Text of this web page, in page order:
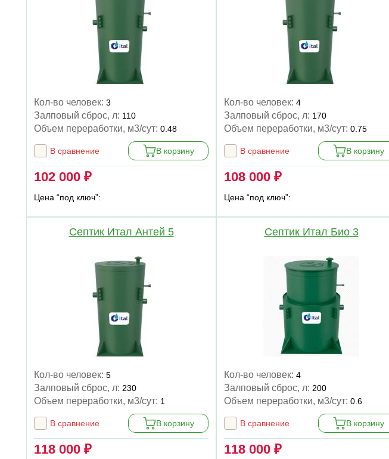
Кол-во человек: 3
Залповый сброс, л: 110
Объем переработки, м3/сут: 0.48
В сравнение В корзину
102 000 ₽
Цена “под ключ”:
Кол-во человек: 4
Залповый сброс, л: 170
Объем переработки, м3/сут: 0.75
В сравнение В корзину
108 000 ₽
Цена “под ключ”:
Септик Итал Антей 5
Кол-во человек: 5
Залповый сброс, л: 230
Объем переработки, м3/сут: 1
В сравнение В корзину
118 000 ₽
Септик Итал Био 3
Кол-во человек: 4
Залповый сброс, л: 200
Объем переработки, м3/сут: 0.6
В сравнение В корзину
118 000 ₽